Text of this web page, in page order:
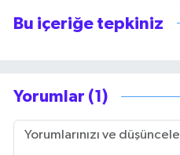
Bu içeriğe tepkiniz
Yorumlar (1)